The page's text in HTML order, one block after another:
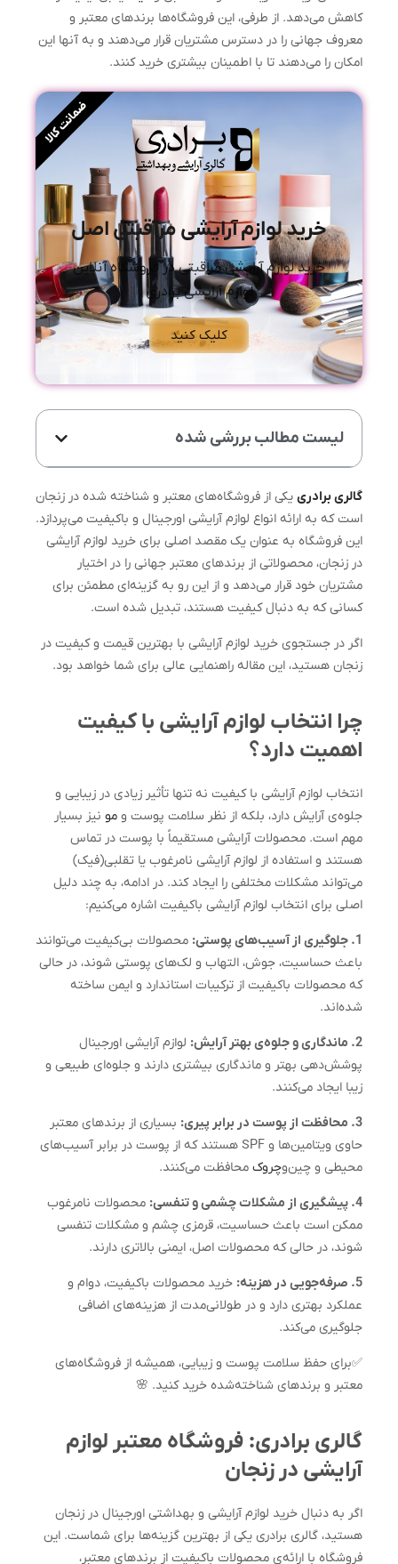
کاهش می‌دهد. از طرفی، این فروشگاه‌ها برندهای معتبر و
معروف جهانی را در دسترس مشتریان قرار می‌دهند و به آنها این
امکان را می‌دهند تا با اطمینان بیشتری خرید کنند.
خرید لوازم آرایشی مراقبتی اصل
خرید لوازم آرایشی مراقبتی در فروشگاه آنلاین
لوازم آرایشی برادری
کلیک کنید
ضمانت کالا
لیست مطالب بررشی شده
گالری برادری یکی از فروشگاه‌های معتبر و شناخته شده در زنجان
است که به ارائه انواع لوازم آرایشی اورجینال و باکیفیت می‌پردازد.
این فروشگاه به عنوان یک مقصد اصلی برای خرید لوازم آرایشی
در زنجان، محصولاتی از برندهای معتبر جهانی را در اختیار
مشتریان خود قرار می‌دهد و از این رو به گزینه‌ای مطمئن برای
کسانی که به دنبال کیفیت هستند، تبدیل شده است.
اگر در جستجوی خرید لوازم آرایشی با بهترین قیمت و کیفیت در
زنجان هستید، این مقاله راهنمایی عالی برای شما خواهد بود.
چرا انتخاب لوازم آرایشی با کیفیت
اهمیت دارد؟
انتخاب لوازم آرایشی با کیفیت نه تنها تأثیر زیادی در زیبایی و
جلوه‌ی آرایش دارد، بلکه از نظر سلامت پوست و مو نیز بسیار
مهم است. محصولات آرایشی مستقیماً با پوست در تماس
هستند و استفاده از لوازم آرایشی نامرغوب یا تقلبی(فیک)
می‌تواند مشکلات مختلفی را ایجاد کند. در ادامه، به چند دلیل
اصلی برای انتخاب لوازم آرایشی باکیفیت اشاره می‌کنیم:
1. جلوگیری از آسیب‌های پوستی:
محصولات بی‌کیفیت می‌توانند
باعث حساسیت، جوش، التهاب و لک‌های پوستی شوند، در حالی
که محصولات باکیفیت از ترکیبات استاندارد و ایمن ساخته
شده‌اند.
2. ماندگاری و جلوه‌ی بهتر آرایش:
لوازم آرایشی اورجینال
پوشش‌دهی بهتر و ماندگاری بیشتری دارند و جلوه‌ای طبیعی و
زیبا ایجاد می‌کنند.
3. محافظت از پوست در برابر پیری:
بسیاری از برندهای معتبر
حاوی ویتامین‌ها و SPF هستند که از پوست در برابر آسیب‌های
محیطی و چین‌وچروک محافظت می‌کنند.
4. پیشگیری از مشکلات چشمی و تنفسی:
محصولات نامرغوب
ممکن است باعث حساسیت، قرمزی چشم و مشکلات تنفسی
شوند، در حالی که محصولات اصل، ایمنی بالاتری دارند.
5. صرفه‌جویی در هزینه:
خرید محصولات باکیفیت، دوام و
عملکرد بهتری دارد و در طولانی‌مدت از هزینه‌های اضافی
جلوگیری می‌کند.
✅برای حفظ سلامت پوست و زیبایی، همیشه از فروشگاه‌های
معتبر و برندهای شناخته‌شده خرید کنید. 🌸
گالری برادری: فروشگاه معتبر لوازم
آرایشی در زنجان
اگر به دنبال خرید لوازم آرایشی و بهداشتی اورجینال در زنجان
هستید، گالری برادری یکی از بهترین گزینه‌ها برای شماست. این
فروشگاه با ارائه‌ی محصولات باکیفیت از برندهای معتبر،